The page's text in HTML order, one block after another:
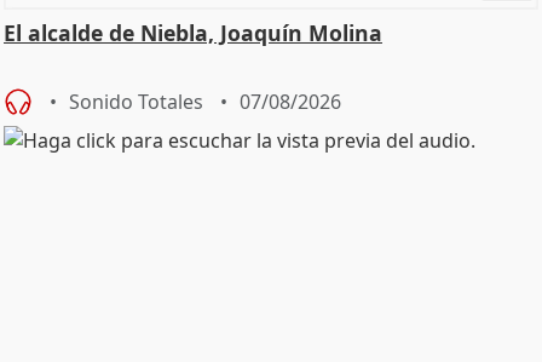
El alcalde de Niebla, Joaquín Molina
Sonido Totales 07/08/2026